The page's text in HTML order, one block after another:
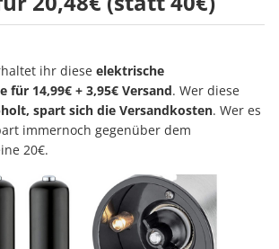
ihr diese elektrische
für 14,99€ + 3,95€ Versand. Wer diese
spart sich die Versandkosten. Wer es
immernoch gegenüber dem
20€.